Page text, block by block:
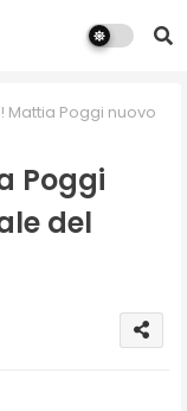
Mattia Poggi nuovo
Poggi
del